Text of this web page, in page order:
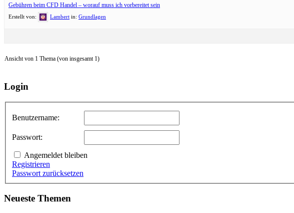
Gebühren beim CFD Handel – worauf muss ich vorbereitet sein
Erstellt von: Lambert in: Grundlagen
Ansicht von 1 Thema (von insgesamt 1)
Login
Benutzername:
Passwort:
Angemeldet bleiben
Registrieren
Passwort zurücksetzen
Neueste Themen